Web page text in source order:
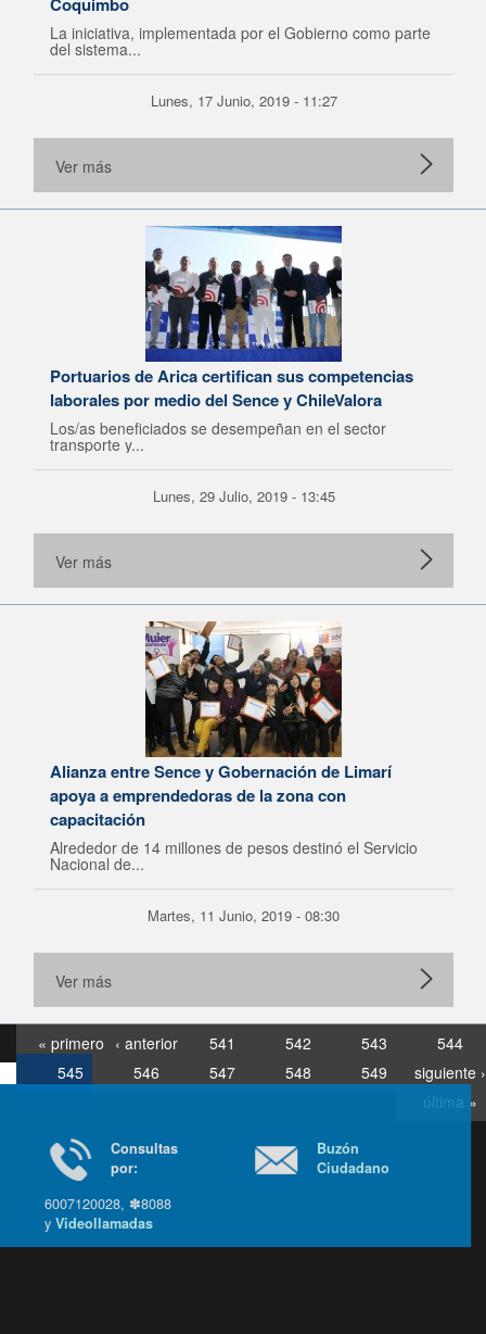
La iniciativa, implementada por el Gobierno como parte
del sistema...
Lunes, 17 Junio, 2019 - 11:27
Ver más
Portuarios de Arica certifican sus competencias
laborales por medio del Sence y ChileValora
Los/as beneficiados se desempeñan en el sector
transporte y...
Lunes, 29 Julio, 2019 - 13:45
Ver más
Alianza entre Sence y Gobernación de Limarí
apoya a emprendedoras de la zona con
capacitación
Alrededor de 14 millones de pesos destinó el Servicio
Nacional de...
Martes, 11 Junio, 2019 - 08:30
Ver más
« primero ‹ anterior 541 542 543
544
545
546 547 548 549
siguiente ›
última »
Consultas
por:
6007120028, ✽8088
yVideollamadas
Buzón
Ciudadano